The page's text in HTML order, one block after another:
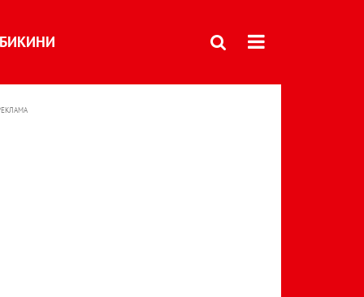
БИКИНИ